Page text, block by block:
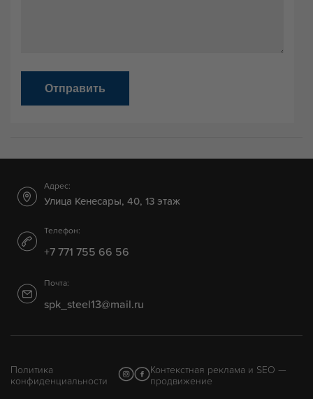
Отправить
Адрес:
Улица Кенесары, 40, 13 этаж
Телефон:
+7 771 755 66 56
Почта:
spk_steel13@mail.ru
Политика
конфиденциальности
Контекстная реклама и SEO —
продвижение